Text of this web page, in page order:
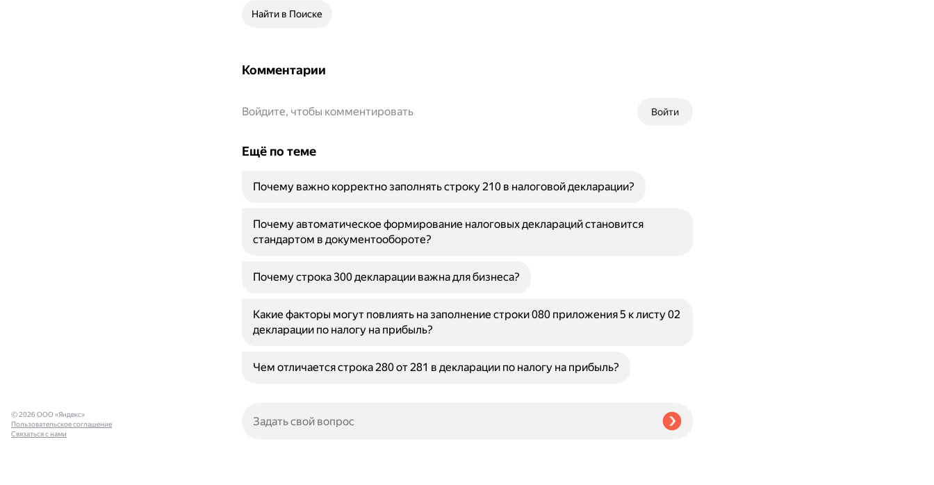
Найти в Поиске
Комментарии
Войти
Войдите, чтобы комментировать
Ещё по теме
Почему важно корректно заполнять строку 210 в налоговой декларации?
Почему автоматическое формирование налоговых деклараций становится
стандартом в документообороте?
Почему строка 300 декларации важна для бизнеса?
Какие факторы могут повлиять на заполнение строки 080 приложения 5 к листу 02
декларации по налогу на прибыль?
Чем отличается строка 280 от 281 в декларации по налогу на прибыль?
© 2026 ООО «Яндекс»
Пользовательское соглашение
Связаться с нами